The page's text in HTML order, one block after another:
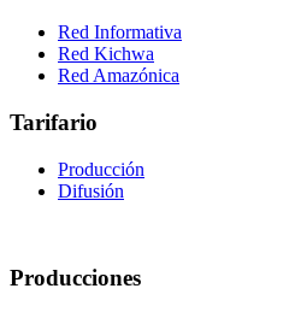
Red Informativa
Red Kichwa
Red Amazónica
Tarifario
Producción
Difusión
Producciones